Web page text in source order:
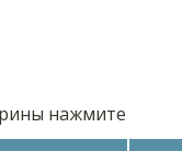
нажмите